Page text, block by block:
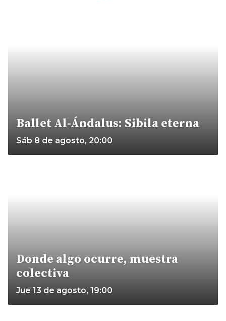
Ballet Al-Ándalus: Sibila eterna
Sáb 8 de agosto, 20:00
Donde algo ocurre, muestra
colectiva
Jue 13 de agosto, 19:00